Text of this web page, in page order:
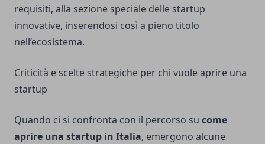
requisiti, alla sezione speciale delle startup
innovative, inserendosi così a pieno titolo
nell’ecosistema.
Criticità e scelte strategiche per chi vuole aprire una
startup
Quando ci si confronta con il percorso su come
aprire una startup in Italia, emergono alcune